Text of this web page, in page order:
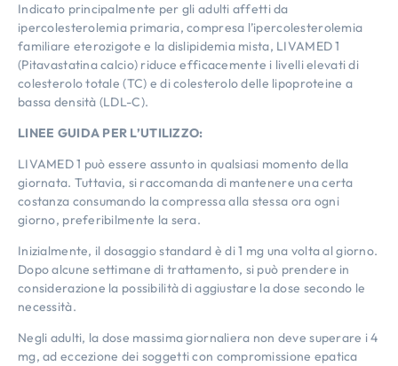
Indicato principalmente per gli adulti affetti da
ipercolesterolemia primaria, compresa l’ipercolesterolemia
familiare eterozigote e la dislipidemia mista, LIVAMED 1
(Pitavastatina calcio) riduce efficacemente i livelli elevati di
colesterolo totale (TC) e di colesterolo delle lipoproteine a
bassa densità (LDL-C).
LINEE GUIDA PER L’UTILIZZO:
LIVAMED 1 può essere assunto in qualsiasi momento della
giornata. Tuttavia, si raccomanda di mantenere una certa
costanza consumando la compressa alla stessa ora ogni
giorno, preferibilmente la sera.
Inizialmente, il dosaggio standard è di 1 mg una volta al giorno.
Dopo alcune settimane di trattamento, si può prendere in
considerazione la possibilità di aggiustare la dose secondo le
necessità.
Negli adulti, la dose massima giornaliera non deve superare i 4
mg, ad eccezione dei soggetti con compromissione epatica